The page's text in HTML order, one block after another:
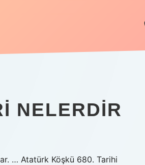
NELERDIR
… Atatürk Köşkü 680. Tarihi